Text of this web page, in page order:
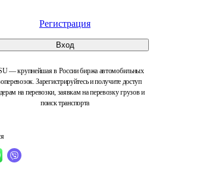
Регистрация
Вход
— крупнейшая в России биржа автомобильных
Зарегистрируйтесь и получите доступ
на перевозки, заявкам на перевозку грузов и
поиск транспорта